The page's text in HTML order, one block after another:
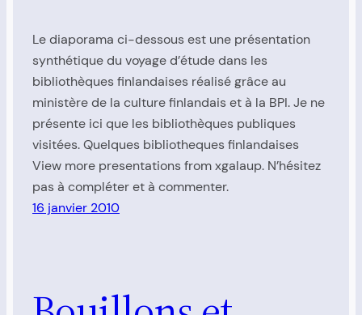
Le diaporama ci-dessous est une présentation
synthétique du voyage d’étude dans les
bibliothèques finlandaises réalisé grâce au
ministère de la culture finlandais et à la BPI. Je ne
présente ici que les bibliothèques publiques
visitées. Quelques bibliotheques finlandaises
View more presentations from xgalaup. N’hésitez
pas à compléter et à commenter.
16 janvier 2010